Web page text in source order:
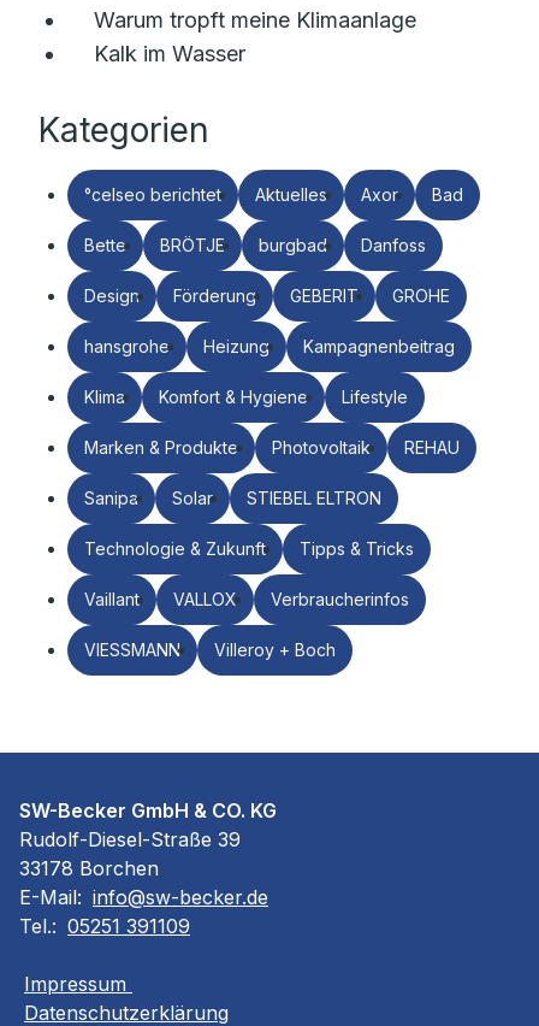
Warum tropft meine Klimaanlage
Kalk im Wasser
Kategorien
°celseo berichtet Aktuelles Axor Bad
Bette BRÖTJE burgbad Danfoss
Design Förderung GEBERIT GROHE
hansgrohe Heizung Kampagnenbeitrag
Klima Komfort & Hygiene Lifestyle
Marken & Produkte Photovoltaik REHAU
Sanipa Solar STIEBEL ELTRON
Technologie & Zukunft Tipps & Tricks
Vaillant VALLOX Verbraucherinfos
VIESSMANN Villeroy + Boch
SW-Becker GmbH & CO. KG
Rudolf-Diesel-Straße 39
33178 Borchen
E-Mail: info@sw-becker.de
Tel.: 05251 391109
Impressum
Datenschutzerklärung